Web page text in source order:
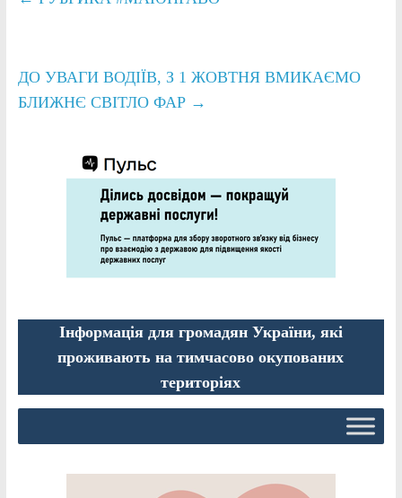
ДО УВАГИ ВОДІЇВ, З 1 ЖОВТНЯ ВМИКАЄМО
БЛИЖНЄ СВІТЛО ФАР →
Інформація для громадян України, які
проживають на тимчасово окупованих
територіях